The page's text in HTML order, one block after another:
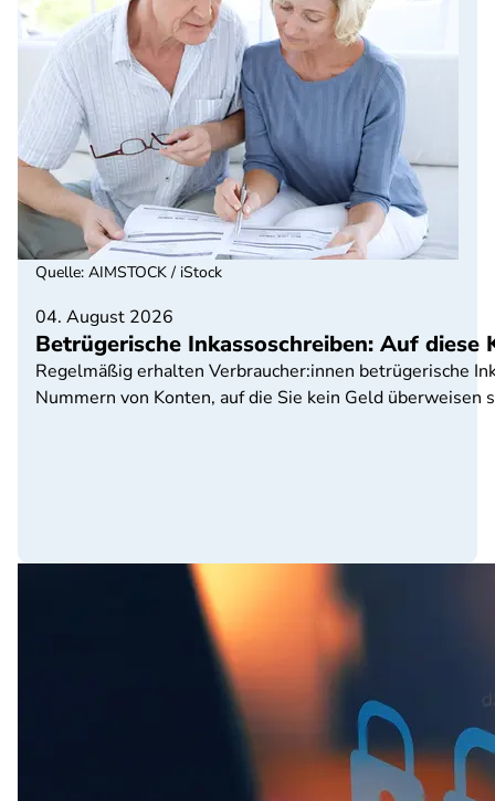
04. August 2026
Betrügerische Inkassoschreiben: Auf
Regelmäßig erhalten Verbraucher:innen betrügerische
Nummern von Konten, auf die Sie kein Geld
Quelle: AIMSTOCK / iStock